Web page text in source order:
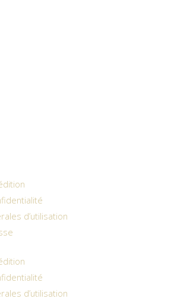
d’utilisation
d’utilisation